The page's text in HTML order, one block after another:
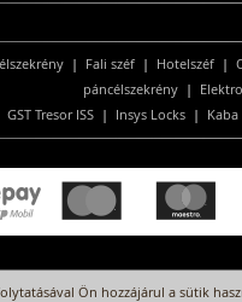
| Fali széf| Hotelszéf|
páncélszekrény |
GST Tresor ISS | Insys Locks |
Ön hozzájárul a sütik